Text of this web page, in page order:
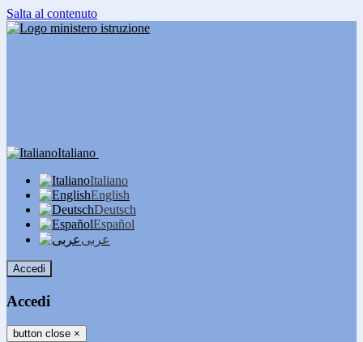
Salta al contenuto
Italiano
Italiano
English
Deutsch
Español
عربى
Accedi
Accedi
button close ×